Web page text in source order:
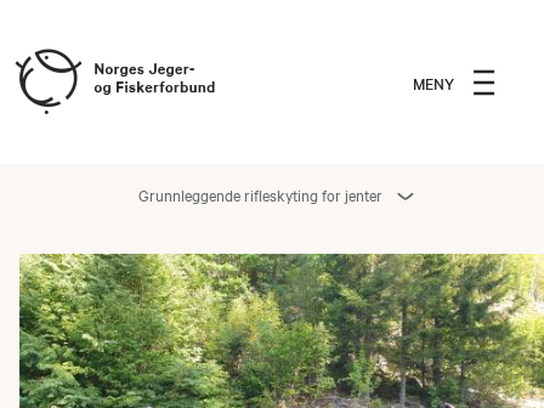
MENY
Grunnleggende rifleskyting for jenter